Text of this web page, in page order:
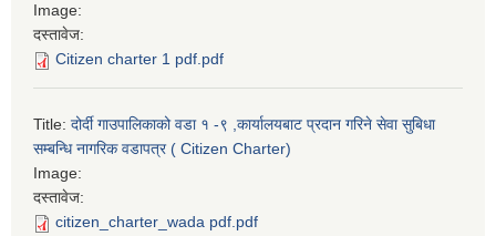
Image:
दस्तावेज:
Citizen charter 1 pdf.pdf
Title: दोर्दी गाउपालिकाको वडा १ -९ ,कार्यालयबाट प्रदान गरिने सेवा सुबिधा
सम्बन्धि नागरिक वडापत्र ( Citizen Charter)
Image:
दस्तावेज:
citizen_charter_wada pdf.pdf